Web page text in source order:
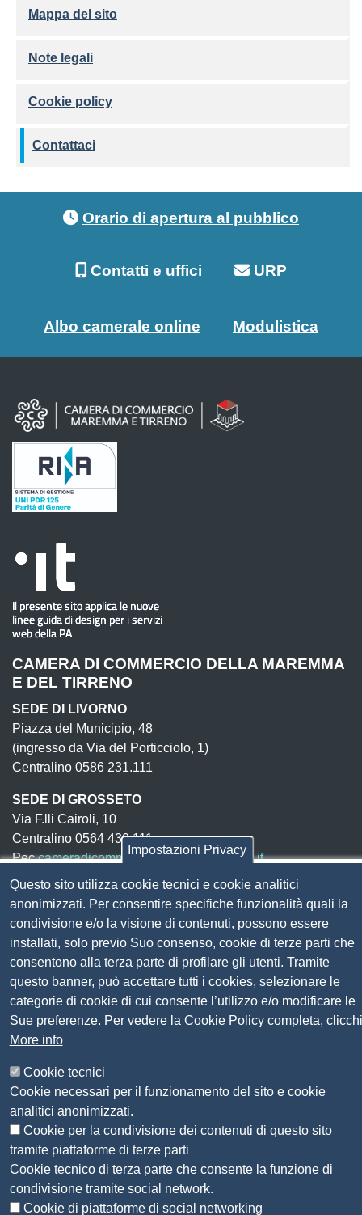
Mappa del sito
Note legali
Cookie policy
Contattaci
Orario di apertura al pubblico
Contatti e uffici URP
Albo camerale online Modulistica
CAMERA DI COMMERCIO DELLA MAREMMA
E DEL TIRRENO
SEDE DI LIVORNO
Piazza del Municipio, 48
(ingresso da Via del Porticciolo, 1)
Centralino 0586 231.111
SEDE DI GROSSETO
Via F.lli Cairoli, 10
Centralino 0564 430.111
Peccameradicommercio@pec.lg.camcom.it
Codice fiscale e Partita Iva:01838690491
Codice univoco fatturazione elettronica: UFN1JE
Pagare con PagoPA
Seguici su
Mappa del sito
Privacy
Social Media Policy
Dichiarazione di accessibilità
Feedback accessibilità
Siti tematici: Maremma e Tirreno Itinerari
Impostazioni Privacy
Questo sito utilizza cookie tecnici e cookie analitici
anonimizzati. Per consentire specifiche funzionalità quali la
condivisione e/o la visione di contenuti, possono essere
installati, solo previo Suo consenso, cookie di terze parti che
consentono alla terza parte di profilare gli utenti. Tramite
questo banner, può accettare tutti i cookies, selezionare le
categorie di cookie di cui consente l’utilizzo e/o modificare le
Sue preferenze. Per vedere la Cookie Policy completa, clicchi
More info
Cookie tecnici
Cookie necessari per il funzionamento del sito e cookie
analitici anonimizzati.
Cookie per la condivisione dei contenuti di questo sito
tramite piattaforme di terze parti
Cookie tecnico di terza parte che consente la funzione di
condivisione tramite social network.
Cookie di piattaforme di social networking